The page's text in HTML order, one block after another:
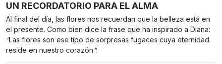
UN RECORDATORIO PARA EL ALMA
Al final del día, las flores nos recuerdan que la belleza está en
el presente. Como bien dice la frase que ha inspirado a Diana:
“Las flores son ese tipo de sorpresas fugaces cuya eternidad
reside en nuestro corazón “.